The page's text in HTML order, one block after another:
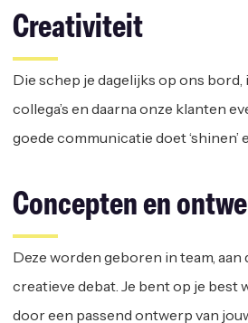
Creativiteit
Die schep je dagelijks op ons bord,
collega’s en daarna onze klanten
goede communicatie doet
Concepten en
Deze worden geboren in team,
creatieve debat. Je bent op je best
door een passend ontwerp van